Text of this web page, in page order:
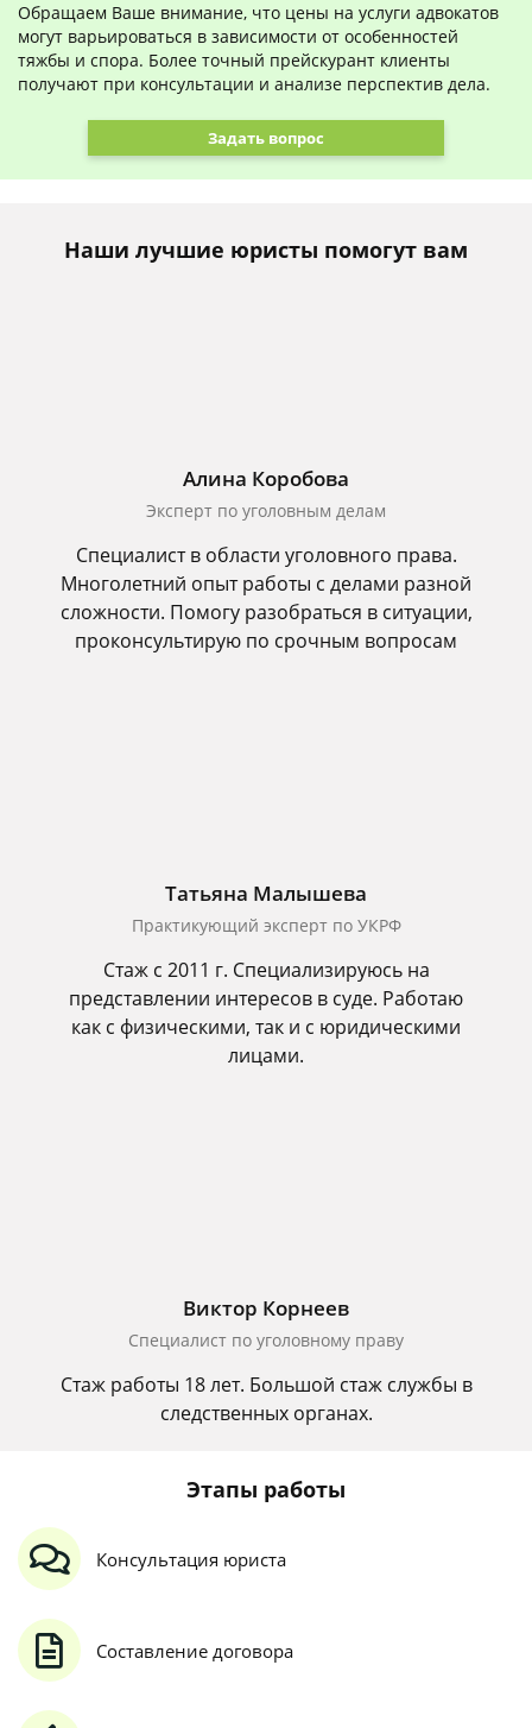
Обращаем Ваше внимание, что цены на услуги адвокатов
могут варьироваться в зависимости от особенностей
тяжбы и спора. Более точный прейскурант клиенты
получают при консультации и анализе перспектив дела.
Задать вопрос
Наши лучшие юристы помогут вам
Алина Коробова
Эксперт по уголовным делам
Специалист в области уголовного права.
Многолетний опыт работы с делами разной
сложности. Помогу разобраться в ситуации,
проконсультирую по срочным вопросам
Татьяна Малышева
Практикующий эксперт по УКРФ
Стаж с 2011 г. Специализируюсь на
представлении интересов в суде. Работаю
как с физическими, так и с юридическими
лицами.
Виктор Корнеев
Cпециалист по уголовному праву
Стаж работы 18 лет. Большой стаж службы в
следственных органах.
Этапы работы
Консультация юриста
Составление договора